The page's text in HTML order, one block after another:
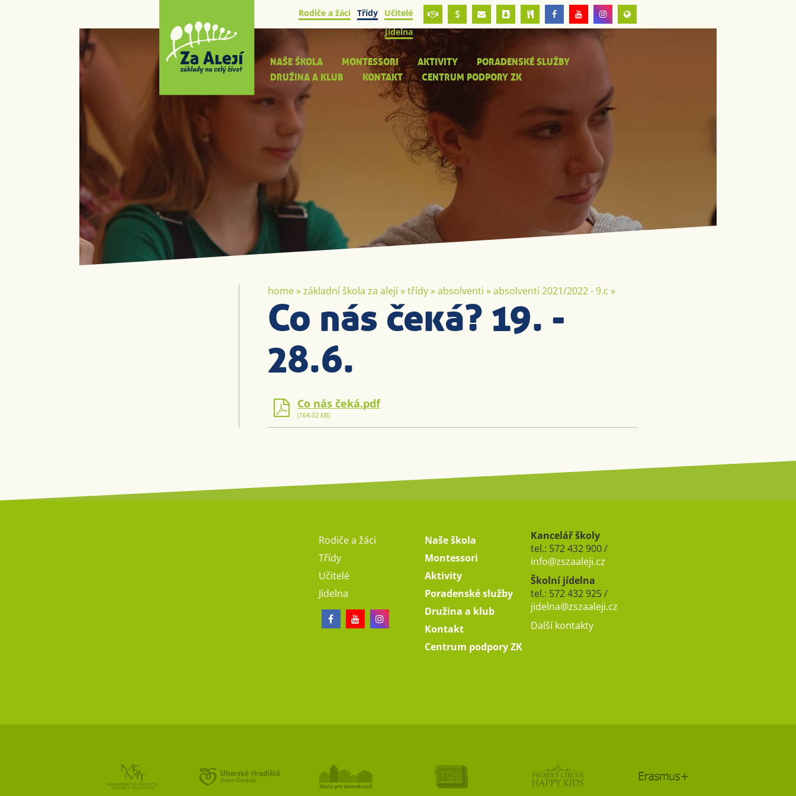
Rodiče a žáci Třídy
Učitelé
Jídelna
NAŠE ŠKOLA MONTESSORI AKTIVITY
PORADENSKÉ SLUŽBY
DRUŽINA A KLUB
KONTAKT CENTRUM PODPORY ZK
home»základní škola za alejí»třídy»absolventi »absolventi 2021/2022 - 9.c »
Co nás čeká? 19. -
28.6.
Co nás čeká.pdf
(164.02 kB)
Rodiče a žáci
Třídy
Učitelé
Jídelna
Naše škola
Montessori
Aktivity
Poradenské služby
Družina a klub
Kontakt
Centrum podpory ZK
Kancelář školy
tel.: 572 432 900 /
info@zszaaleji.cz
Školní jídelna
tel.: 572 432 925 /
jidelna@zszaaleji.cz
Další kontakty